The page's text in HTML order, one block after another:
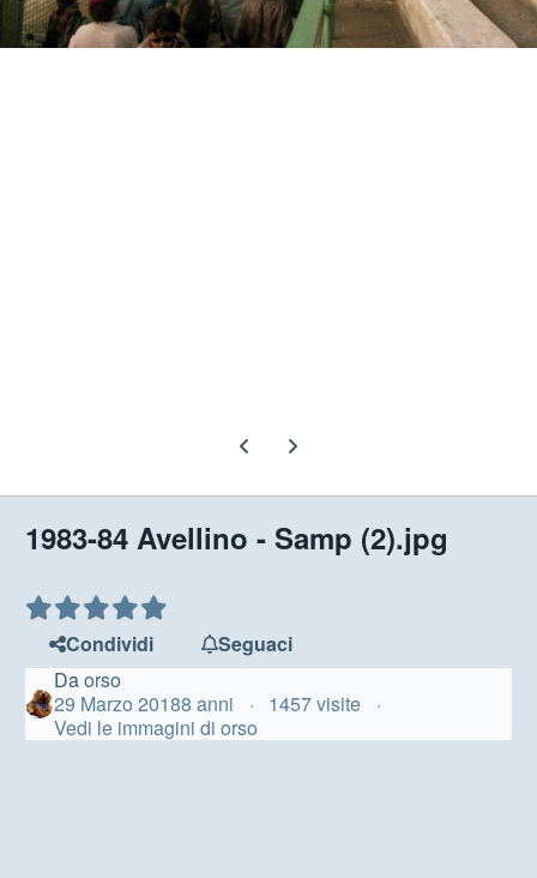
Previous carousel slide
Next carousel slide
1983-84 Avellino - Samp (2).jpg
Condividi
Seguaci
Daorso
29 Marzo 20188 anni
1457 visite
Vedi le immagini di orso